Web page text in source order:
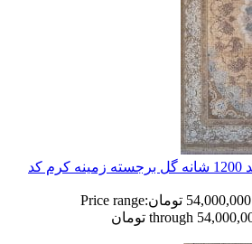
فرش ماشینی افرند 1200 شانه گل برجسته زمینه کرم کد
54,000,000 تومانPrice range: